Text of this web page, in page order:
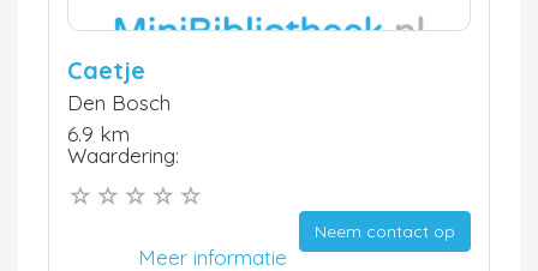
Caetje
Den Bosch
6.9 km
Waardering:
Neem contact op
Meer informatie